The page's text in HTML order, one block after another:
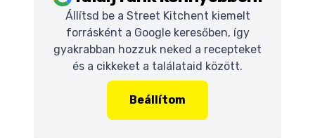
Állítsd be a Street Kitchent kiemelt
forrásként a Google keresőben, így
gyakrabban hozzuk neked a recepteket
és a cikkeket a találataid között.
Beállítom